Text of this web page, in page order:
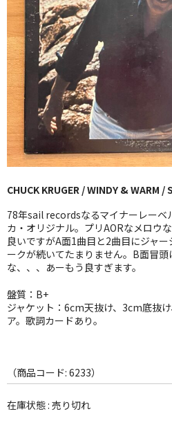
New Arrivals
新譜
GG RECORD （当店のレーベル）
全商品
JAZZ-US
BLUE NOTE
JAZZ-EU
JAZZ-JP
JAZZ-VOCAL
ROCK
WORLD
その他
CHUCK KRUGER / WINDY & WARM /
78年sail recordsなるマイナーレーベ
カ・オリジナル。プリAORなメロウ
良いですがA面1曲目と2曲目にジャ
ークが続いてたまりません。B面冒
な、、、あーもう良すぎます。
盤質：B+
ジャケット：6cm天抜け、3cm底抜
ア。歌詞カードあり。
（商品コード: 6233）
在庫状態 : 売り切れ